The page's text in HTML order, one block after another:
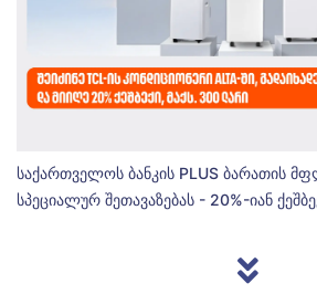
საქართველოს ბანკის PLUS ბარათის
სპეციალურ შეთავაზებას - 20%-იან